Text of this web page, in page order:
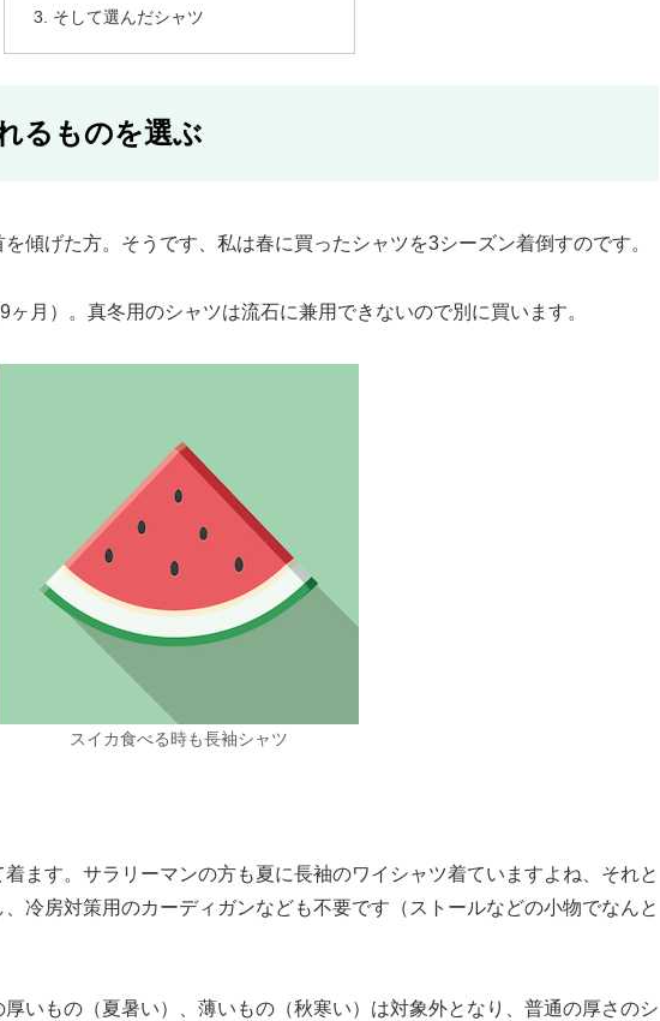
そして選んだシャツ
るものを選ぶ
傾げた方。そうです、私は春に買ったシャツを3シーズン着倒すのです。
月）。真冬用のシャツは流石に兼用できないので別に買います。
スイカ食べる時も長袖シャツ
ます。サラリーマンの方も夏に長袖のワイシャツ着ていますよね、それと
冷房対策用のカーディガンなども不要です（ストールなどの小物でなんと
いもの（夏暑い）、薄いもの（秋寒い）は対象外となり、普通の厚さのシ